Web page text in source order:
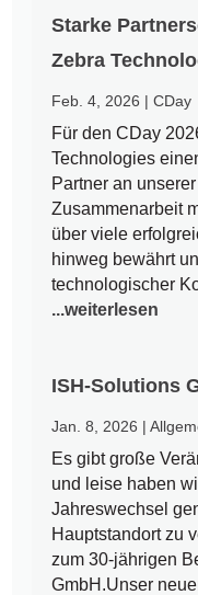
Starke
Zebra
Feb. 4, 2026 |CDay
Für den CDay
Technologies
Partner an
Zusammenarbeit
über viele
hinweg bewährt
technologischer
...weiterlesen
ISH-Solutions
Jan. 8, 2026 |
Es gibt große
und leise haben
Jahreswechsel
Hauptstandort zu
zum 30-jährigen
GmbH.Unser